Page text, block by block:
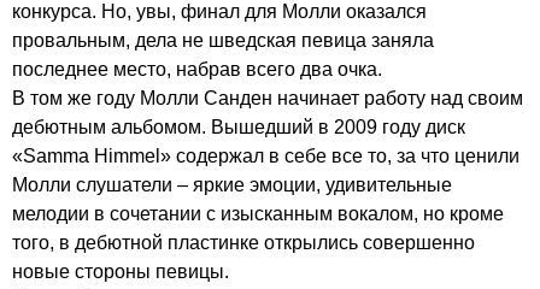
конкурса. Но, увы, финал для Молли оказался
провальным, дела не шведская певица заняла
последнее место, набрав всего два очка.
В том же году Молли Санден начинает работу над своим
дебютным альбомом. Вышедший в 2009 году диск
«Samma Himmel » содержал в себе все то, за что ценили
Молли слушатели – яркие эмоции, удивительные
мелодии в сочетании с изысканным вокалом, но кроме
того, в дебютной пластинке открылись совершенно
новые стороны певицы.